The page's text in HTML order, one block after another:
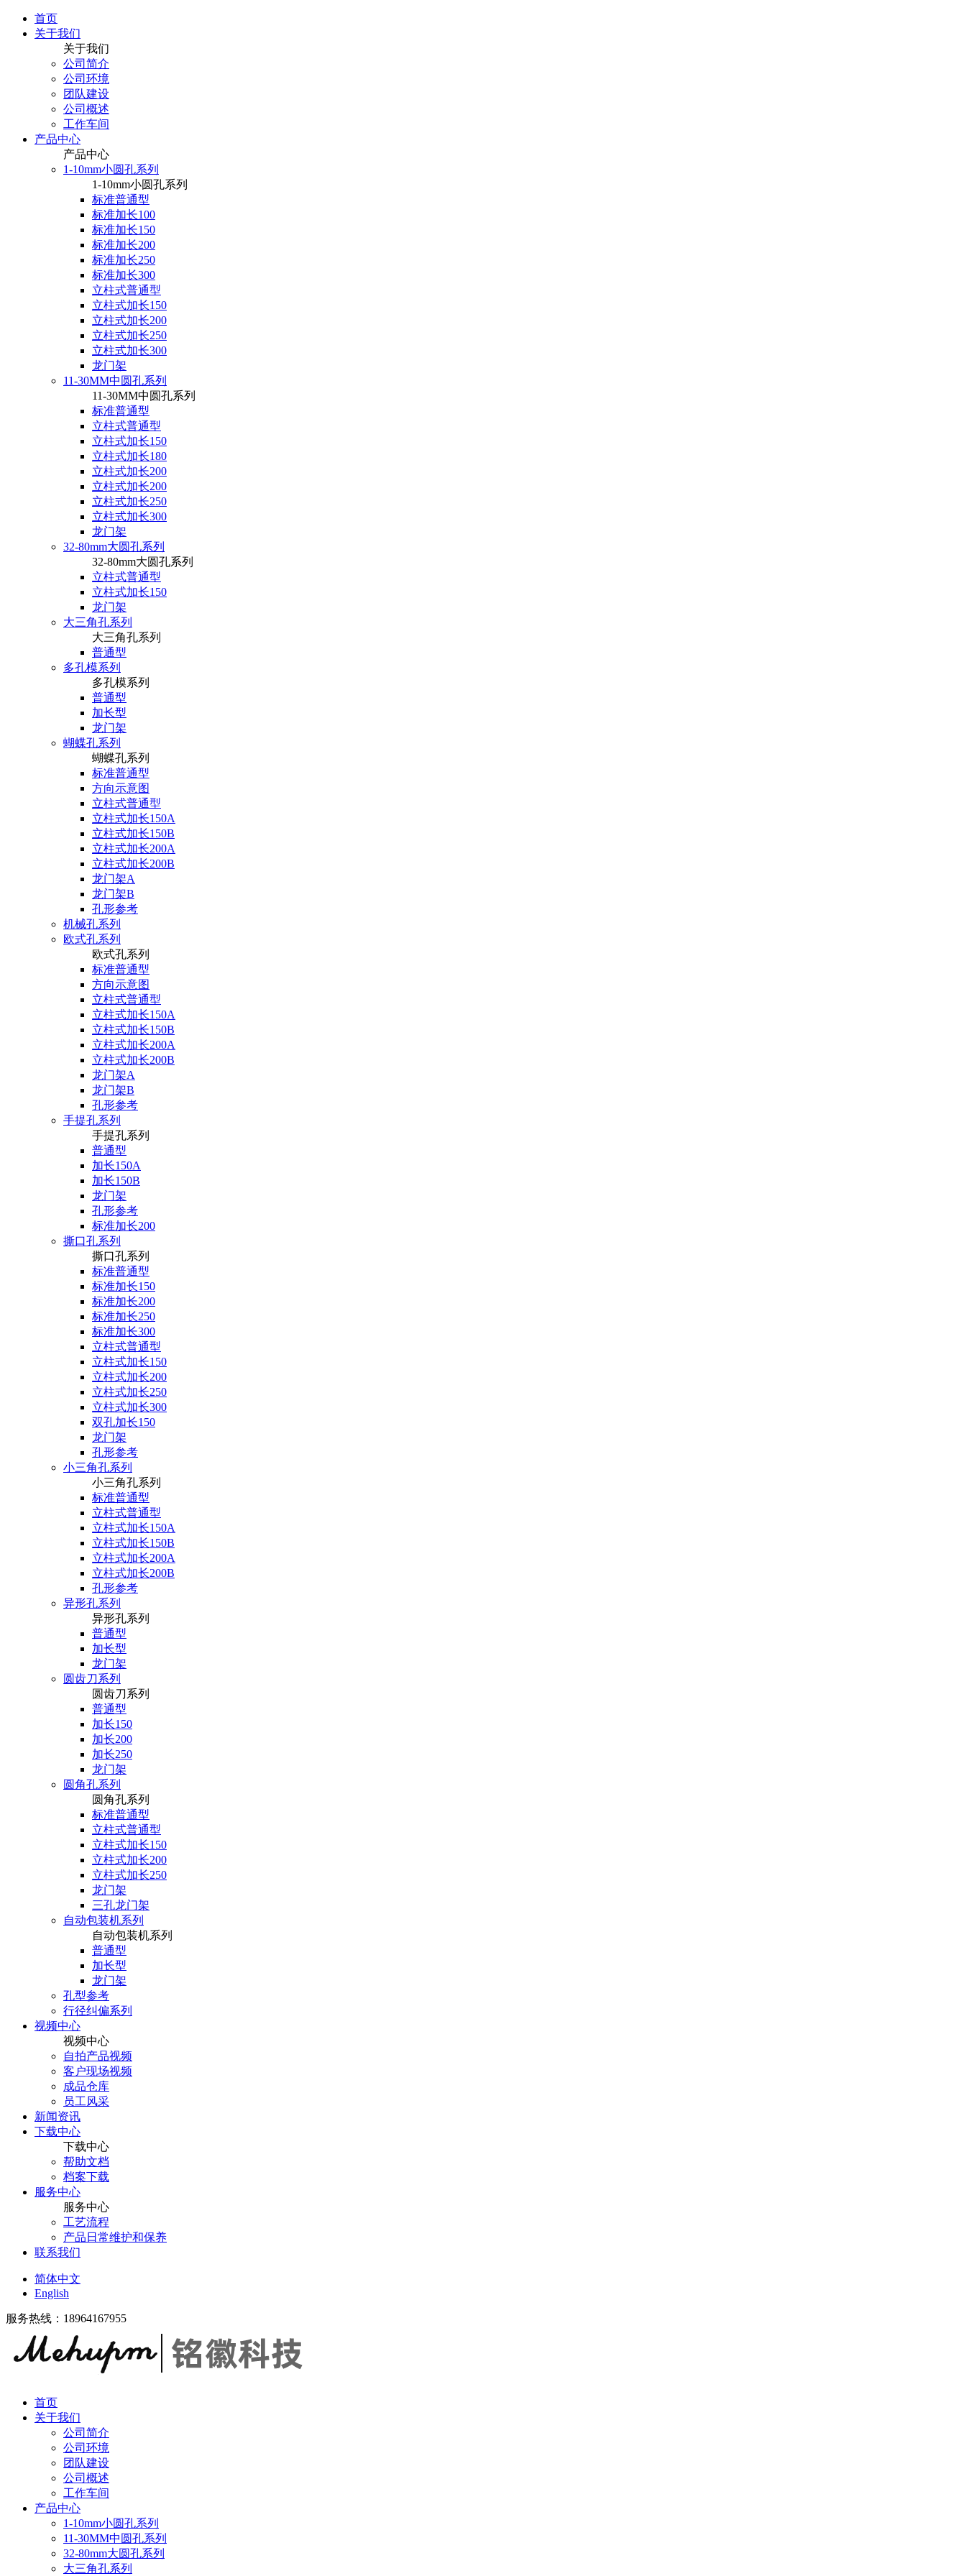
首页
关于我们
关于我们
公司简介
公司环境
团队建设
公司概述
工作车间
产品中心
产品中心
1-10mm小圆孔系列
1-10mm小圆孔系列
标准普通型
标准加长100
标准加长150
标准加长200
标准加长250
标准加长300
立柱式普通型
立柱式加长150
立柱式加长200
立柱式加长250
立柱式加长300
龙门架
11-30MM中圆孔系列
11-30MM中圆孔系列
标准普通型
立柱式普通型
立柱式加长150
立柱式加长180
立柱式加长200
立柱式加长200
立柱式加长250
立柱式加长300
龙门架
32-80mm大圆孔系列
32-80mm大圆孔系列
立柱式普通型
立柱式加长150
龙门架
大三角孔系列
大三角孔系列
普通型
多孔模系列
多孔模系列
普通型
加长型
龙门架
蝴蝶孔系列
蝴蝶孔系列
标准普通型
方向示意图
立柱式普通型
立柱式加长150A
立柱式加长150B
立柱式加长200A
立柱式加长200B
龙门架A
龙门架B
孔形参考
机械孔系列
欧式孔系列
欧式孔系列
标准普通型
方向示意图
立柱式普通型
立柱式加长150A
立柱式加长150B
立柱式加长200A
立柱式加长200B
龙门架A
龙门架B
孔形参考
手提孔系列
手提孔系列
普通型
加长150A
加长150B
龙门架
孔形参考
标准加长200
撕口孔系列
撕口孔系列
标准普通型
标准加长150
标准加长200
标准加长250
标准加长300
立柱式普通型
立柱式加长150
立柱式加长200
立柱式加长250
立柱式加长300
双孔加长150
龙门架
孔形参考
小三角孔系列
小三角孔系列
标准普通型
立柱式普通型
立柱式加长150A
立柱式加长150B
立柱式加长200A
立柱式加长200B
孔形参考
异形孔系列
异形孔系列
普通型
加长型
龙门架
圆齿刀系列
圆齿刀系列
普通型
加长150
加长200
加长250
龙门架
圆角孔系列
圆角孔系列
标准普通型
立柱式普通型
立柱式加长150
立柱式加长200
立柱式加长250
龙门架
三孔龙门架
自动包装机系列
自动包装机系列
普通型
加长型
龙门架
孔型参考
行径纠偏系列
视频中心
视频中心
自拍产品视频
客户现场视频
成品仓库
员工风采
新闻资讯
下载中心
下载中心
帮助文档
档案下载
服务中心
服务中心
工艺流程
产品日常维护和保养
联系我们
简体中文
English
服务热线：18964167955
首页
关于我们
公司简介
公司环境
团队建设
公司概述
工作车间
产品中心
1-10mm小圆孔系列
11-30MM中圆孔系列
32-80mm大圆孔系列
大三角孔系列